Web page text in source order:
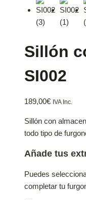
Sillón
SI002
189,00€ IVA Inc.
Sillón con
todo tipo de
Añade tus
Puedes
completar tu